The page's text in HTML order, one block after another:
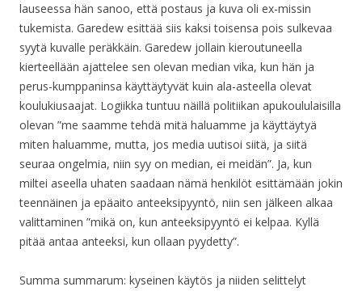
lauseessa hän sanoo, että postaus ja kuva oli ex-missin
tukemista. Garedew esittää siis kaksi toisensa pois sulkevaa
syytä kuvalle peräkkäin. Garedew jollain kieroutuneella
kierteellään ajattelee sen olevan median vika, kun hän ja
perus-kumppaninsa käyttäytyvät kuin ala-asteella olevat
koulukiusaajat. Logiikka tuntuu näillä politiikan apukoululaisilla
olevan ”me saamme tehdä mitä haluamme ja käyttäytyä
miten haluamme, mutta, jos media uutisoi siitä, ja siitä
seuraa ongelmia, niin syy on median, ei meidän”. Ja, kun
miltei aseella uhaten saadaan nämä henkilöt esittämään jokin
teennäinen ja epäaito anteeksipyyntö, niin sen jälkeen alkaa
valittaminen ”mikä on, kun anteeksipyyntö ei kelpaa. Kyllä
pitää antaa anteeksi, kun ollaan pyydetty”.
Summa summarum: kyseinen käytös ja niiden selittelyt